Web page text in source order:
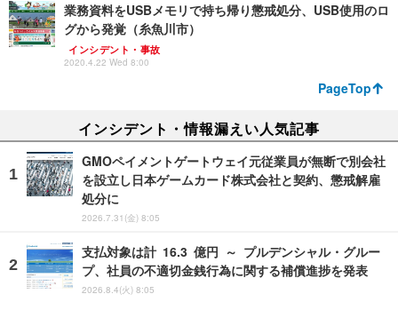
業務資料をUSBメモリで持ち帰り懲戒処分、USB使用のロ
グから発覚（糸魚川市）
インシデント・事故
2020.4.22 Wed 8:00
PageTop
インシデント・情報漏えい人気記事
GMOペイメントゲートウェイ元従業員が無断で別会社
を設立し日本ゲームカード株式会社と契約、懲戒解雇
処分に
2026.7.31(金) 8:05
支払対象は計 16.3 億円 ～ プルデンシャル・グルー
プ、社員の不適切金銭行為に関する補償進捗を発表
2026.8.4(火) 8:05